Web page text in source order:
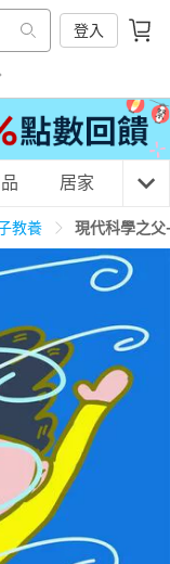
登入
民生用品
親子玩具
情趣用品
居家 3C
教養 現代科學之